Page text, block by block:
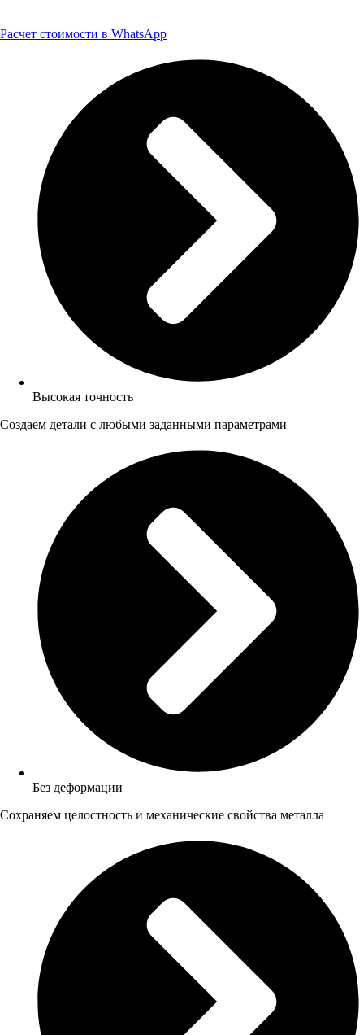
Расчет стоимости в WhatsApp
Высокая точность
Создаем детали с любыми заданными параметрами
Без деформации
Сохраняем целостность и механические свойства металла